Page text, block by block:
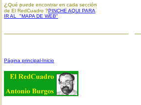
¿ Qué puede encontrar en cada sección
de El RedCuadro ?PINCHE AQUI PARA
IR AL "MAPA DE WEB"
Página principal-Inicio